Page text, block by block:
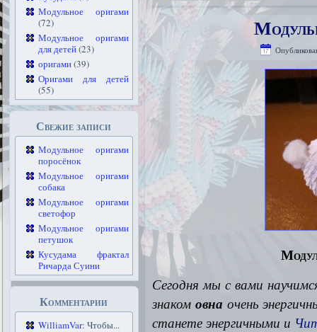
Модульное оригами
(72)
Модульное оригами
для детей(23)
оригами(39)
Оригами для детей
(55)
Свежие записи
Модульное оригами
поросёнок
Модульное оригами
собака
Модульное оригами
светофор
Модульное оригами
петушок
Кусудама фрактал
Ричарда Суини
Комментарии
WilliamVar: Чтобы...
Сегодня мы с вами
знаком овна очень
станете энергичными и